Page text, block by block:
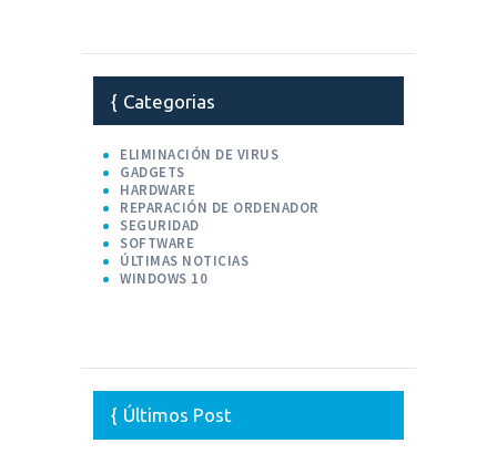
Categorias
ELIMINACIÓN DE VIRUS
GADGETS
HARDWARE
REPARACIÓN DE ORDENADOR
SEGURIDAD
SOFTWARE
ÚLTIMAS NOTICIAS
WINDOWS 10
Últimos Post